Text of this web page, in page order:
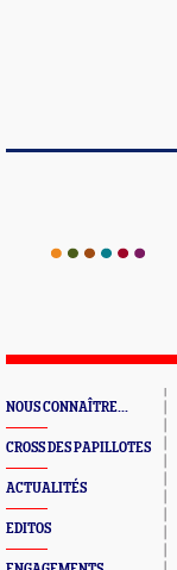
NOUS CONNAÎTRE...
CROSS DES PAPILLOTES
ACTUALITÉS
EDITOS